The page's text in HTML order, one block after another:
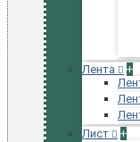
Лента
+
Лист
+